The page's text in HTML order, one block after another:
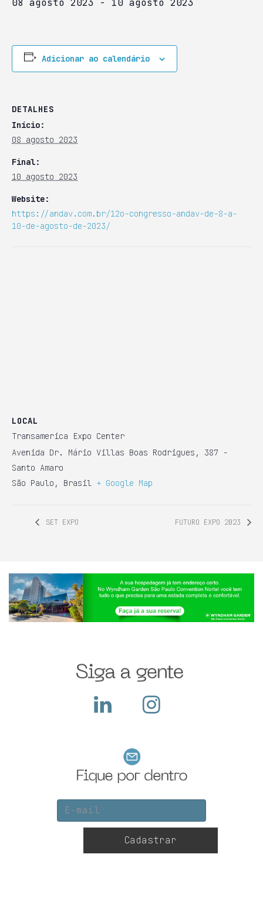
Adicionar ao calendário
DETALHES
Início:
08 agosto 2023
Final:
10 agosto 2023
Website:
https://andav.com.br/12o-congresso-andav-de-8-a-
10-de-agosto-de-2023/
LOCAL
Transamerica Expo Center
Avenida Dr. Mário Villas Boas Rodrigues, 387 -
Santo Amaro
São Paulo , Brasil + Google Map
SET EXPO FUTURO EXPO 2023